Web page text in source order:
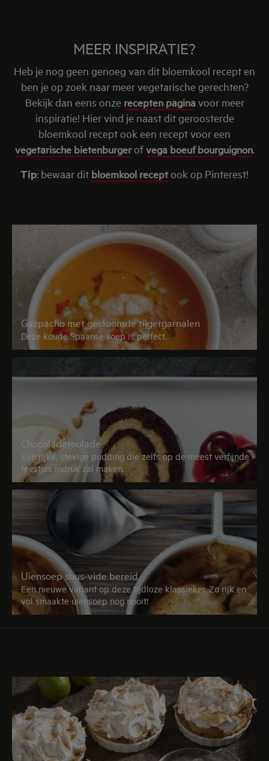
MEER INSPIRATIE?
Heb je nog geen genoeg van dit bloemkool recept en
ben je op zoek naar meer vegetarische gerechten?
Bekijk dan eens onze recepten pagina voor meer
inspiratie! Hier vind je naast dit geroosterde
bloemkool recept ook een recept voor een
vegetarische bietenburgerofvega boeuf bourguignon.
Tip: bewaar dit bloemkool receptook op Pinterest!
Gazpacho met gestoomde tijgergarnalen
Deze koude Spaanse soep is perfect.
Chocoladeroulade
Een rijke, stevige pudding die zelfs op de meest verfijnde
feestjes indruk zal maken.
Uiensoep sous-vide bereid
Een nieuwe variant op deze tijdloze klassieker. Zo rijk en
vol smaakte uiensoep nog nooit!